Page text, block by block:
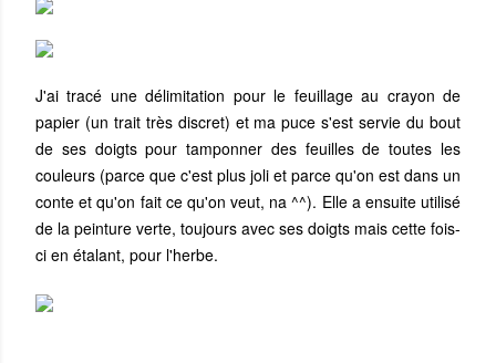
J'ai tracé une délimitation pour le feuillage au crayon de
papier (un trait très discret) et ma puce s'est servie du bout
de ses doigts pour tamponner des feuilles de toutes les
couleurs (parce que c'est plus joli et parce qu'on est dans un
conte et qu'on fait ce qu'on veut, na ^^). Elle a ensuite utilisé
de la peinture verte, toujours avec ses doigts mais cette fois-
ci en étalant, pour l'herbe.